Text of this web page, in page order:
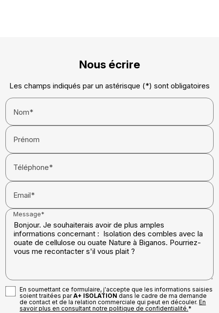
Nous écrire
Les champs indiqués par un astérisque (*) sont obligatoires
Nom*
Prénom
Téléphone*
Email*
Message*
En soumettant ce formulaire, j'accepte que les informations saisies
soient traitées parA+ ISOLATION dans le cadre de ma demande
de contact et de la relation commerciale qui peut en découler.En
savoir plus en consultant notre politique de confidentialité.*